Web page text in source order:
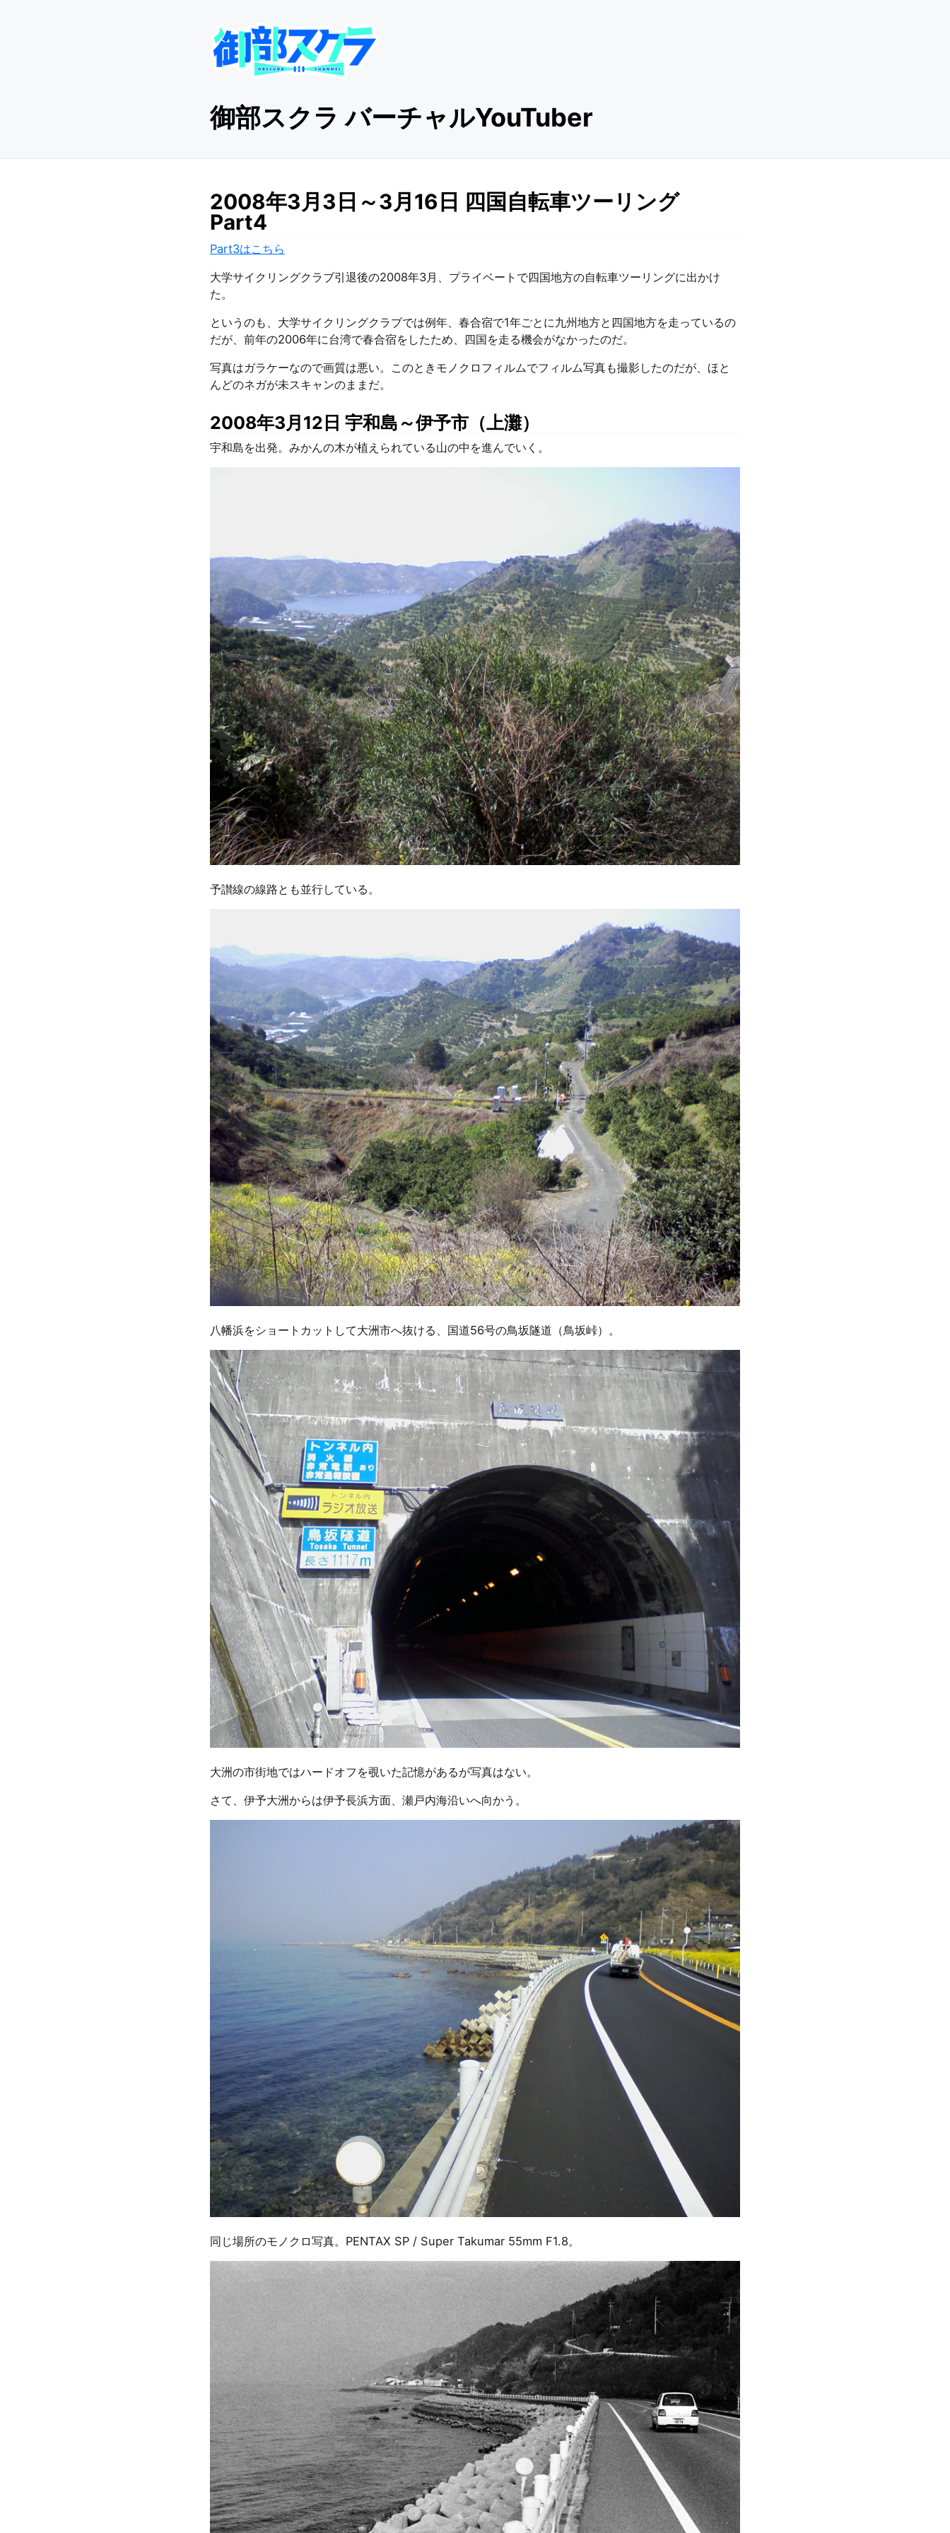
御部スクラ バーチャルYouTuber
2008年3月3日～3月16日 四国自転車ツーリング
Part4
Part3はこちら
大学サイクリングクラブ引退後の2008年3月、プライベートで四国地方の自転車ツーリングに出かけ
た。
というのも、大学サイクリングクラブでは例年、春合宿で1年ごとに九州地方と四国地方を走っているの
だが、前年の2006年に台湾で春合宿をしたため、四国を走る機会がなかったのだ。
写真はガラケーなので画質は悪い。このときモノクロフィルムでフィルム写真も撮影したのだが、ほと
んどのネガが未スキャンのままだ。
2008年3月12日 宇和島～伊予市（上灘）
宇和島を出発。みかんの木が植えられている山の中を進んでいく。
予讃線の線路とも並行している。
八幡浜をショートカットして大洲市へ抜ける、国道56号の鳥坂隧道（鳥坂峠）。
大洲の市街地ではハードオフを覗いた記憶があるが写真はない。
さて、伊予大洲からは伊予長浜方面、瀬戸内海沿いへ向かう。
同じ場所のモノクロ写真。PENTAX SP / Super Takumar 55mm F1.8。